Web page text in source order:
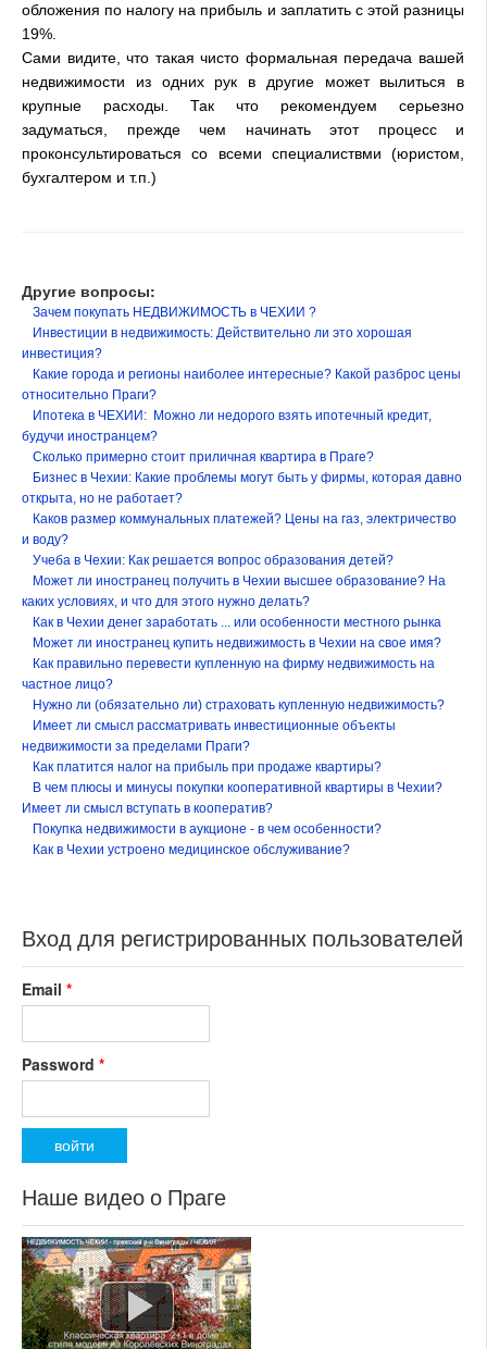
обложения по налогу на прибыль и заплатить с этой разницы
19%.
Сами видите, что такая чисто формальная передача вашей
недвижимости из одних рук в другие может вылиться в
крупные расходы. Так что рекомендуем серьезно
задуматься, прежде чем начинать этот процесс и
проконсультироваться со всеми специалиствми (юристом,
бухгалтером и т.п.)
Другие вопросы:
Зачем покупать НЕДВИЖИМОСТЬ в ЧЕХИИ ?
Инвестиции в недвижимость: Действительно ли это хорошая
инвестиция?
Какие города и регионы наиболее интересные? Какой разброс цены
относительно Праги?
Ипотека в ЧЕХИИ: Можно ли недорого взять ипотечный кредит,
будучи иностранцем?
Сколько примерно стоит приличная квартира в Праге?
Бизнес в Чехии: Какие проблемы могут быть у фирмы, которая давно
открыта, но не работает?
Каков размер коммунальных платежей? Цены на газ, электричество
и воду?
Учеба в Чехии: Как решается вопрос образования детей?
Может ли иностранец получить в Чехии высшее образование? На
каких условиях, и что для этого нужно делать?
Как в Чехии денег заработать ... или особенности местного рынка
Может ли иностранец купить недвижимость в Чехии на свое имя?
Как правильно перевести купленную на фирму недвижимость на
частное лицо?
Нужно ли (обязательно ли) страховать купленную недвижимость?
Имеет ли смысл рассматривать инвестиционные объекты
недвижимости за пределами Праги?
Как платится налог на прибыль при продаже квартиры?
В чем плюсы и минусы покупки кооперативной квартиры в Чехии?
Имеет ли смысл вступать в кооператив?
Покупка недвижимости в аукционе - в чем особенности?
Как в Чехии устроено медицинское обслуживание?
Вход для регистрированных пользователей
Email *
Password *
Наше видео о Праге